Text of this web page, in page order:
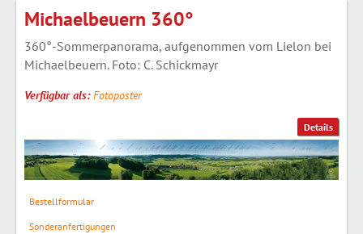
Details
Michaelbeuern 360°
360°-Sommerpanorama, aufgenommen vom Lielon bei
Michaelbeuern. Foto: C. Schickmayr
Verfügbar als:Fotoposter
Bestellformular
Sonderanfertigungen